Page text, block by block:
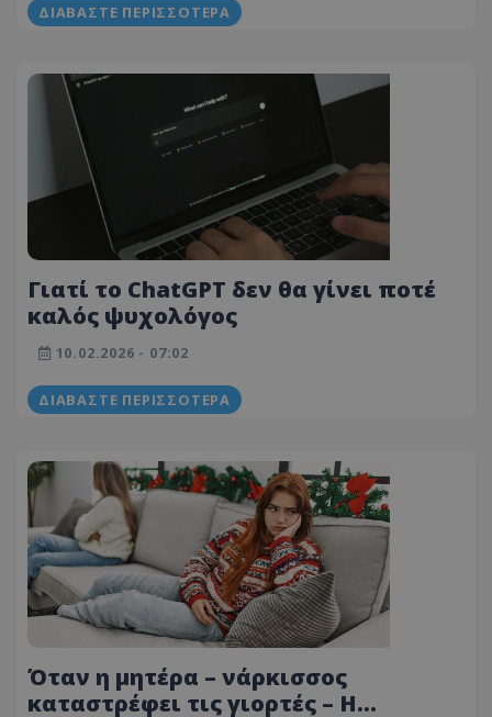
ΔΙΑΒΆΣΤΕ ΠΕΡΙΣΣΌΤΕΡΑ
Γιατί το ChatGPT δεν θα γίνει ποτέ
καλός ψυχολόγος
10.02.2026 - 07:02
ΔΙΑΒΆΣΤΕ ΠΕΡΙΣΣΌΤΕΡΑ
Όταν η μητέρα – νάρκισσος
καταστρέφει τις γιορτές – Η